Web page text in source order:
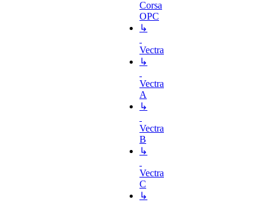
Corsa
OPC
↳
Vectra
↳
Vectra
A
↳
Vectra
B
↳
Vectra
C
↳